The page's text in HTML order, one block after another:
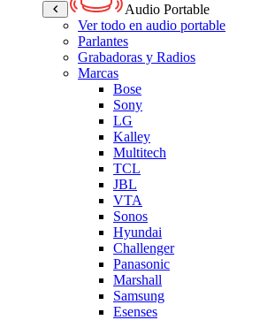
Audio Portable
Ver todo en audio portable
Parlantes
Grabadoras y Radios
Marcas
Bose
Sony
LG
Kalley
Multitech
TCL
JBL
VTA
Sonos
Hyundai
Challenger
Panasonic
Marshall
Samsung
Esenses